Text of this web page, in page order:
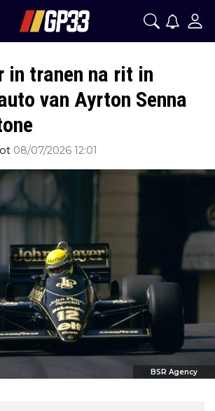
in tranen na rit in
van Ayrton Senna
08/07/2026 12:01
BSR Agency